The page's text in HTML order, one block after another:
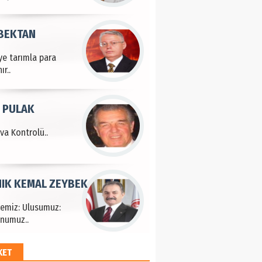
tarımla para
Kontrolü..
PULAK
Ulusumuz:
KEMAL ZEYBEK
HAYRİ PEKER